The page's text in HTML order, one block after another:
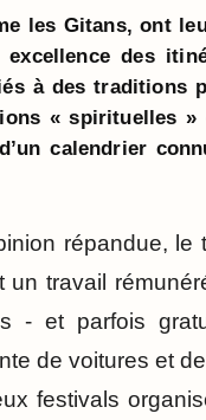
les Gitans, ont
des
à des traditions
« spirituelles
calendrier
répandue,
un travail
- et parfois
de voitures et
festivals